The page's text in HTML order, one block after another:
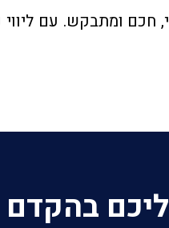
ומתבקש. עם ליווי
בהקדם